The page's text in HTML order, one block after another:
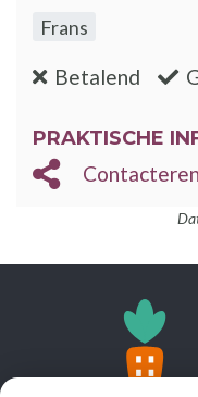
Frans
Betalend :nee
PRAKTISCHE